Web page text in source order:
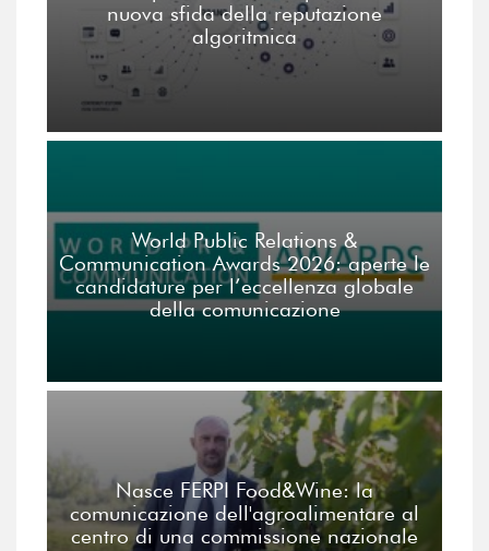
nuova sfida della reputazione
algoritmica
World Public Relations &
Communication Awards 2026: aperte le
candidature per l’eccellenza globale
della comunicazione
Nasce FERPI Food&Wine: la
comunicazione dell'agroalimentare al
centro di una commissione nazionale